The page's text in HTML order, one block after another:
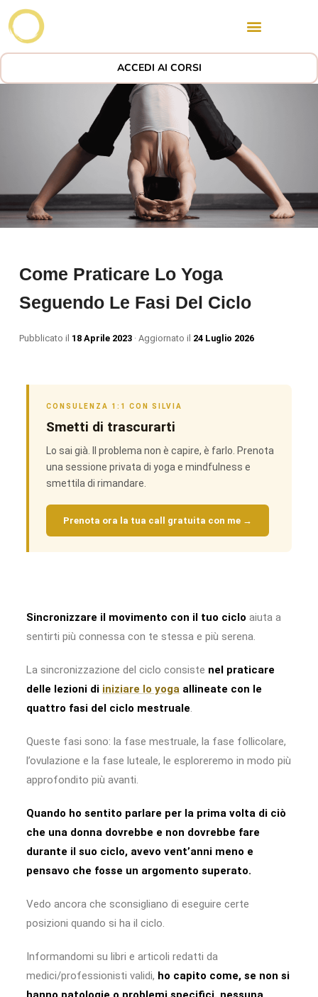
ACCEDI AI CORSI
Come Praticare Lo Yoga
Seguendo Le Fasi Del Ciclo
Pubblicato il 18 Aprile 2023· Aggiornato il 24 Luglio 2026
CONSULENZA 1:1 CON SILVIA
Smetti di trascurarti
Lo sai già. Il problema non è capire, è farlo. Prenota
una sessione privata di yoga e mindfulness e
smettila di rimandare.
Prenota ora la tua call gratuita con me →
Sincronizzare il movimento con il tuo ciclo aiuta a
sentirti più connessa con te stessa e più serena.
La sincronizzazione del ciclo consiste nel praticare
delle lezioni di iniziare lo yogaallineate con le
quattro fasi del ciclo mestruale.
Queste fasi sono: la fase mestruale, la fase follicolare,
l’ovulazione e la fase luteale, le esploreremo in modo più
approfondito più avanti.
Quando ho sentito parlare per la prima volta di ciò
che una donna dovrebbe e non dovrebbe fare
durante il suo ciclo, avevo vent’anni meno e
pensavo che fosse un argomento superato.
Vedo ancora che sconsigliano di eseguire certe
posizioni quando si ha il ciclo.
Informandomi su libri e articoli redatti da
medici/professionisti validi, ho capito come, se non si